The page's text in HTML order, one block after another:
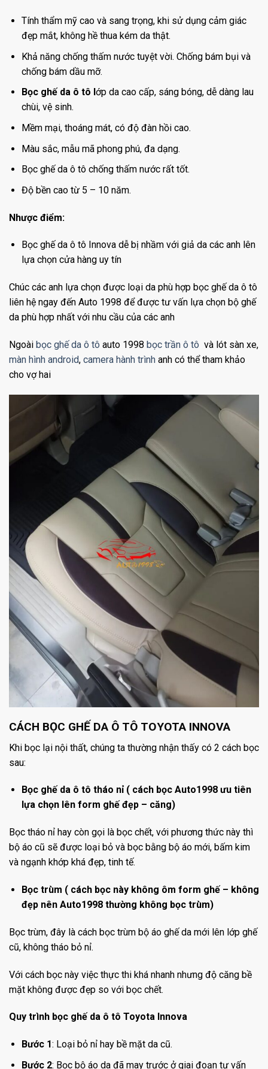
Tính thẩm mỹ cao và sang trọng, khi sử dụng cảm giác
đẹp mắt, không hề thua kém da thật.
Khả năng chống thấm nước tuyệt vời. Chống bám bụi và
chống bám dầu mỡ.
Bọc ghế da ô tô l ớp da cao cấp, sáng bóng, dễ dàng lau
chùi, vệ sinh.
Mềm mại, thoáng mát, có độ đàn hồi cao.
Màu sắc, mẫu mã phong phú, đa dạng.
Bọc ghế da ô tô chống thấm nước rất tốt.
Độ bền cao từ 5 – 10 năm.
Nhược điểm:
Bọc ghế da ô tô Innova dễ bị nhầm với giả da các anh lên
lựa chọn cửa hàng uy tín
Chúc các anh lựa chọn được loại da phù hợp bọc ghế da ô tô
liên hệ ngay đến Auto 1998 để được tư vấn lựa chọn bộ ghế
da phù hợp nhất với nhu cầu của các anh
Ngoài bọc ghế da ô tô auto 1998 bọc trần ô tô và lót sàn xe,
màn hình android, camera hành trình anh có thể tham khảo
cho vợ hai
CÁCH BỌC GHẾ DA Ô TÔ TOYOTA INNOVA
Khi bọc lại nội thất, chúng ta thường nhận thấy có 2 cách bọc
sau:
Bọc ghế da ô tô tháo nỉ ( cách bọc Auto1998 ưu tiên
lựa chọn lên form ghế đẹp – căng)
Bọc tháo nỉ hay còn gọi là bọc chết, với phương thức này thì
bộ áo cũ sẽ được loại bỏ và bọc bằng bộ áo mới, bấm kim
và ngạnh khớp khá đẹp, tinh tế.
Bọc trùm ( cách bọc này không ôm form ghế – không
đẹp nên Auto1998 thường không bọc trùm)
Bọc trùm, đây là cách bọc trùm bộ áo ghế da mới lên lớp ghế
cũ, không tháo bỏ nỉ.
Với cách bọc này việc thực thi khá nhanh nhưng độ căng bề
mặt không được đẹp so với bọc chết.
Quy trình bọc ghế da ô tô Toyota Innova
Bước 1: Loại bỏ nỉ hay bề mặt da cũ.
Bước 2: Bọc bộ áo da đã may trước ở giai đoạn tư vấn